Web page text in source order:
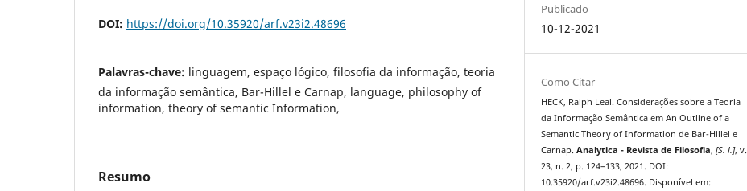
DOI: https://doi.org/10.35920/arf.v23i2.48696
Palavras-chave: linguagem, espaço lógico, filosofia da informação, teoria
da informação semântica, Bar-Hillel e Carnap, language, philosophy of
information, theory of semantic Information,
Resumo
Publicado
10-12-2021
Como Citar
HECK, Ralph Leal. Considerações sobre a Teoria
da Informação Semântica em An Outline of a
Semantic Theory of Information de Bar-Hillel e
Carnap.Analytica - Revista de Filosofia,[S. l.], v.
23, n. 2, p. 124–133, 2021. DOI:
10.35920/arf.v23i2.48696. Disponível em: